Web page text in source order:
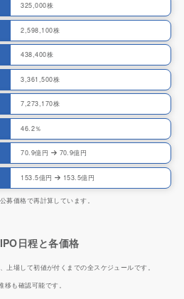
325,000株
2,598,100株
438,400株
3,361,500株
7,273,170株
46.2％
70.9億円 70.9億円
153.5億円 153.5億円
募価格で再計算しています。
日程と各価格
場して初値が付くまでの全スケジュールです。
も確認可能です。